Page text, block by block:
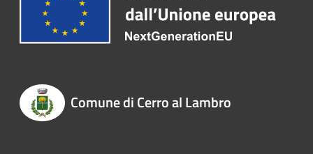
Comune di Cerro al Lambro